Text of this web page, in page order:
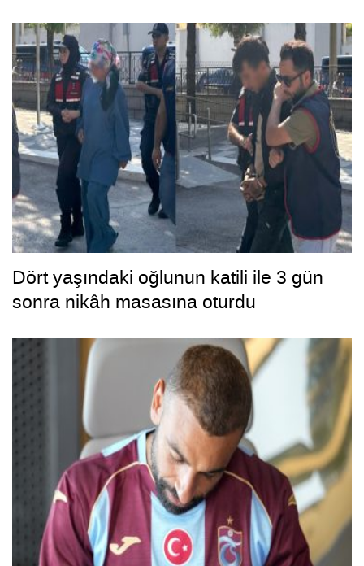
Dört yaşındaki oğlunun katili ile 3 gün
sonra nikâh masasına oturdu